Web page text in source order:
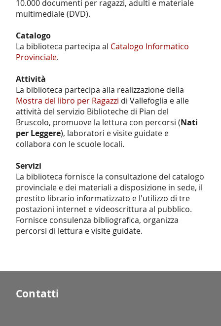
10.000 documenti per ragazzi, adulti e materiale
multimediale (DVD).
Catalogo
La biblioteca partecipa al Catalogo Informatico
Provinciale.
Attività
La biblioteca partecipa alla realizzazione della
Mostra del libro per Ragazzi di Vallefoglia e alle
attività del servizio Biblioteche di Pian del
Bruscolo, promuove la lettura con percorsi (Nati
per Leggere), laboratori e visite guidate e
collabora con le scuole locali.
Servizi
La biblioteca fornisce la consultazione del catalogo
provinciale e dei materiali a disposizione in sede, il
prestito librario informatizzato e l'utilizzo di tre
postazioni internet e videoscrittura al pubblico.
Fornisce consulenza bibliografica, organizza
percorsi di lettura e visite guidate.
Contatti